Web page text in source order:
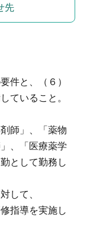
先
件と、（６）
ていること。
師」、「薬物
、「医療薬学
として勤務し
して、
指導を実施し